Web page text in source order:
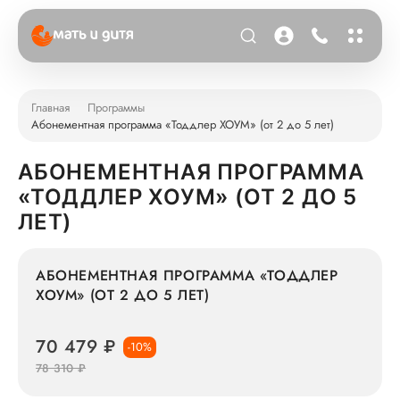
Главная
Программы
Абонементная программа «Тоддлер ХОУМ» (от 2 до 5 лет)
АБОНЕМЕНТНАЯ ПРОГРАММА
«ТОДДЛЕР ХОУМ» (ОТ 2 ДО 5
ЛЕТ)
АБОНЕМЕНТНАЯ ПРОГРАММА «ТОДДЛЕР
ХОУМ» (ОТ 2 ДО 5 ЛЕТ)
70 479 ₽
-10%
78 310 ₽